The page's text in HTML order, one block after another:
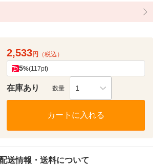
2,533円 （税込）
5%(117pt)
在庫あり 数量 1
カートに入れる
送情報・送料について